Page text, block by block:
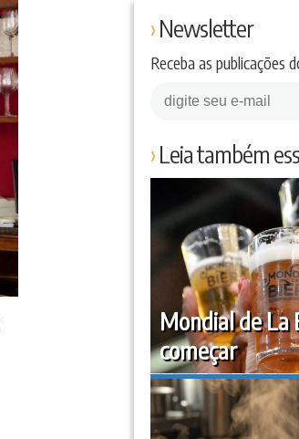
Newsletter
Receba as publicações
Leia também
Mondial de La
começar